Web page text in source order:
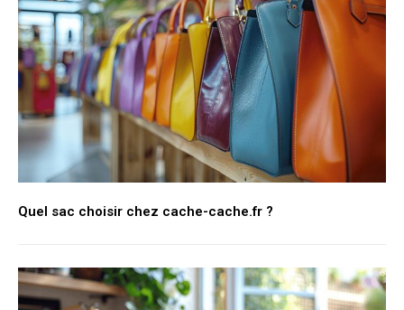
Quel sac choisir chez cache-cache.fr ?